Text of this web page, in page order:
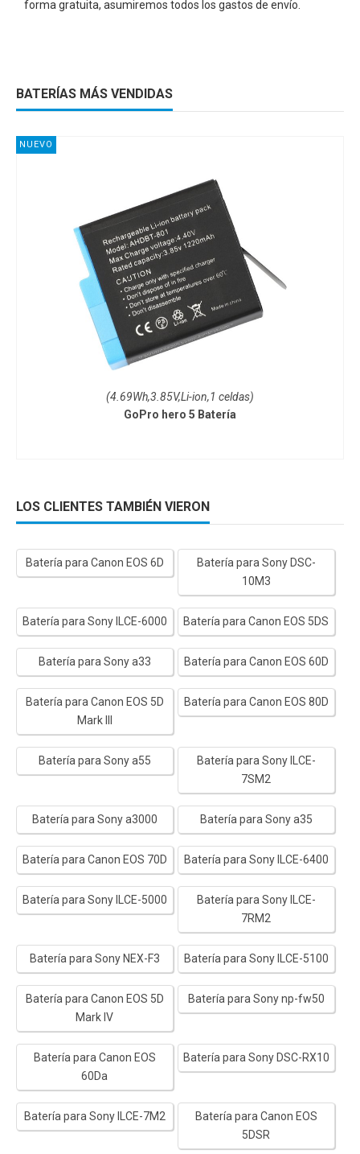
forma gratuita, asumiremos todos los gastos de envío.
BATERÍAS MÁS VENDIDAS
NUEVO
(4.69Wh,3.85V,Li-ion,1 celdas)
GoPro hero 5 Batería
LOS CLIENTES TAMBIÉN VIERON
Batería para Canon EOS 6D
Batería para Sony DSC-
10M3
Batería para Sony ILCE-6000 Batería para Canon EOS 5DS
Batería para Sony a33 Batería para Canon EOS 60D
Batería para Canon EOS 5D
Mark III
Batería para Canon EOS 80D
Batería para Sony a55
Batería para Sony ILCE-
7SM2
Batería para Sony a3000 Batería para Sony a35
Batería para Canon EOS 70D Batería para Sony ILCE-6400
Batería para Sony ILCE-5000
Batería para Sony ILCE-
7RM2
Batería para Sony NEX-F3 Batería para Sony ILCE-5100
Batería para Canon EOS 5D
Mark IV
Batería para Sony np-fw50
Batería para Canon EOS
60Da
Batería para Sony DSC-RX10
Batería para Sony ILCE-7M2
Batería para Canon EOS
5DSR